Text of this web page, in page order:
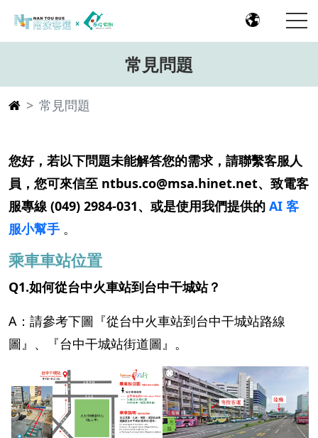
常見問題
常見問題
您好，若以下問題未能解答您的需求，請聯繫客服人
員，您可來信至 ntbus.co@msa.hinet.net、致電客
服專線 (049) 2984-031、或是使用我們提供的 AI 客
服小幫手 。
乘車車站位置
Q1.如何從台中火車站到台中干城站？
A：請參考下圖『從台中火車站到台中干城站路線
圖』、『台中干城站街道圖』。